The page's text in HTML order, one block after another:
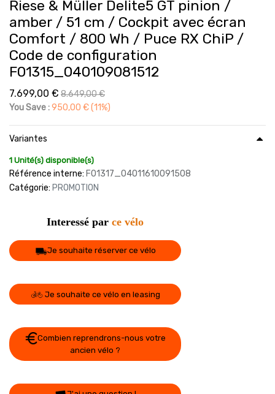
Riese & Müller Delite5 GT pinion /
amber / 51 cm / Cockpit avec écran
Comfort / 800 Wh / Puce RX ChiP /
Code de configuration
F01315_040109081512
7.699,00 € 8.649,00€
You Save :950,00 €(11%)
Variantes
1 Unité(s) disponible(s)
Référence interne: F01317_04011610091508
Catégorie: PROMOTION
Interessé par ce vélo
Je souhaite réserver ce vélo
Je souhaite ce vélo en leasing
Combien reprendrons-nous votre
ancien vélo ?